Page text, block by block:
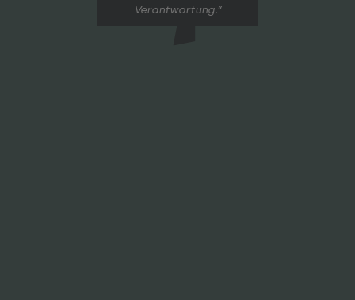
Verant­wortung.“